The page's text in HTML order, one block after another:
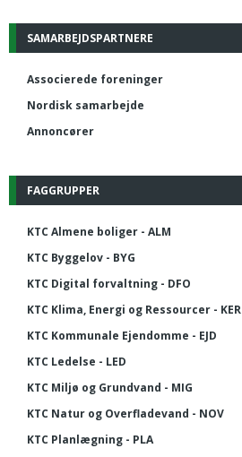
SAMARBEJDSPARTNERE
Associerede foreninger
Nordisk samarbejde
Annoncører
FAGGRUPPER
KTC Almene boliger - ALM
KTC Byggelov - BYG
KTC Digital forvaltning - DFO
KTC Klima, Energi og Ressourcer - KER
KTC Kommunale Ejendomme - EJD
KTC Ledelse - LED
KTC Miljø og Grundvand - MIG
KTC Natur og Overfladevand - NOV
KTC Planlægning - PLA